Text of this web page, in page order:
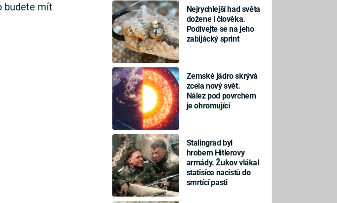
Nejrychlejší had světa
dožene i člověka.
Podívejte se na jeho
zabijácký sprint
Zemské jádro skrývá
zcela nový svět.
Nález pod povrchem
je ohromující
Stalingrad byl
hrobem Hitlerovy
armády. Žukov vlákal
statisíce nacistů do
smrtící pasti
budete mít